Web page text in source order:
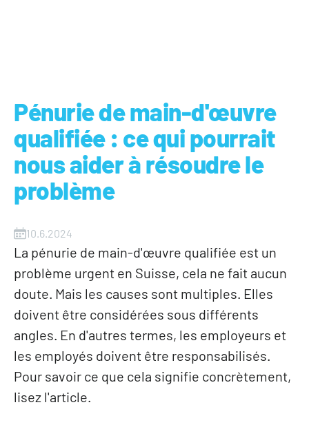
Pénurie de main-d'œuvre
qualifiée : ce qui pourrait
nous aider à résoudre le
problème
10.6.2024
La pénurie de main-d'œuvre qualifiée est un
problème urgent en Suisse, cela ne fait aucun
doute. Mais les causes sont multiples. Elles
doivent être considérées sous différents
angles. En d'autres termes, les employeurs et
les employés doivent être responsabilisés.
Pour savoir ce que cela signifie concrètement,
lisez l'article.